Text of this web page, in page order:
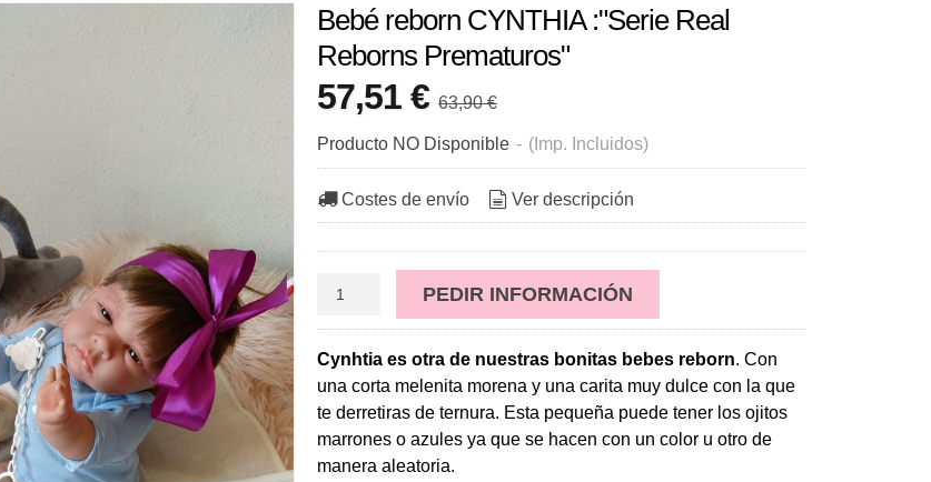
Bebé reborn CYNTHIA :"Serie Real
Reborns Prematuros"
57,51 € 63,90 €
Producto NO Disponible - (Imp. Incluidos)
Costes de envío Ver descripción
PEDIR INFORMACIÓN
Cynhtia es otra de nuestras bonitas bebes reborn. Con
una corta melenita morena y una carita muy dulce con la que
te derretiras de ternura. Esta pequeña puede tener los ojitos
marrones o azules ya que se hacen con un color u otro de
manera aleatoria.